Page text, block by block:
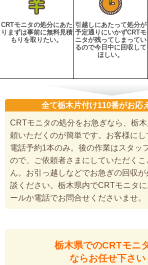
CRTモニタの処分にあた
りまずは事前に無料見積
もりを取りたい。
引越しにあたって処分が
予定通りにいかずCRTモ
ニタが残ってしまってい
るので今日中に回収して
ほしい。
全て栃木片付け110番がお応
CRTモニタの処分をお急ぎなら、栃
頼いただくのが簡単です。お客様に
電話予約1本のみ。後の作業はスタッ
ので、ご依頼者さまにしていただく
ん。お引っ越しなどでお急ぎの回収
談ください。栃木県内でCRTモニタ
ールか電話でお問合せくださいませ。
栃木県でのCRTモニ
ならお任せ下さい